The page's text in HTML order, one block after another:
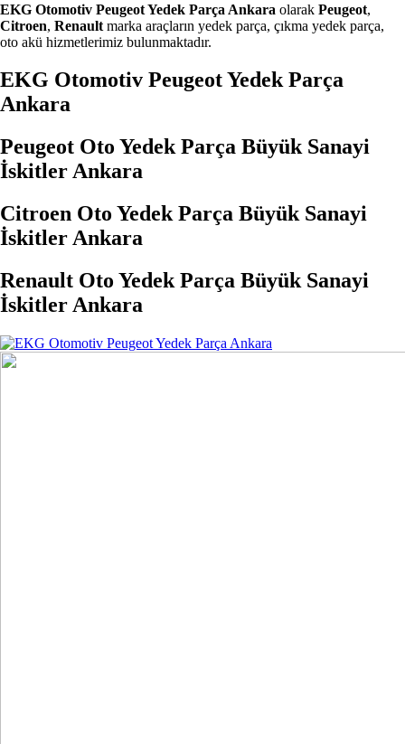
EKG Otomotiv Peugeot Yedek Parça Ankara olarak Peugeot,
Citroen, Renault marka araçların yedek parça, çıkma yedek parça,
oto akü hizmetlerimiz bulunmaktadır.
EKG Otomotiv Peugeot Yedek Parça
Ankara
Peugeot Oto Yedek Parça Büyük Sanayi
İskitler Ankara
Citroen Oto Yedek Parça Büyük Sanayi
İskitler Ankara
Renault Oto Yedek Parça Büyük Sanayi
İskitler Ankara